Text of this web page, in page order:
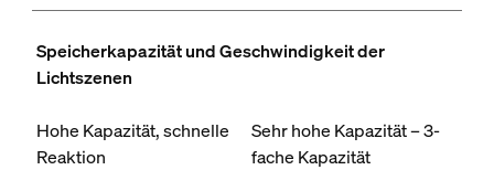
Speicherkapazität und Geschwindigkeit der
Lichtszenen
Hohe Kapazität, schnelle
Reaktion
Sehr hohe Kapazität – 3-
fache Kapazität